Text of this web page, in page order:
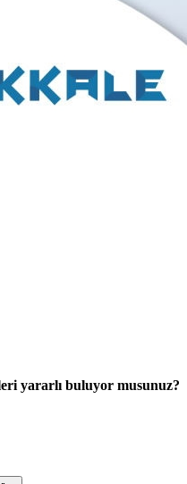
yararlı buluyor musunuz?